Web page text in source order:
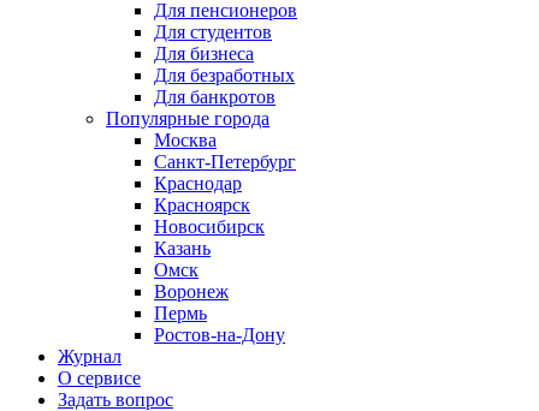
Для пенсионеров
Для студентов
Для бизнеса
Для безработных
Для банкротов
Популярные города
Москва
Санкт-Петербург
Краснодар
Красноярск
Новосибирск
Казань
Омск
Воронеж
Пермь
Ростов-на-Дону
Журнал
О сервисе
Задать вопрос